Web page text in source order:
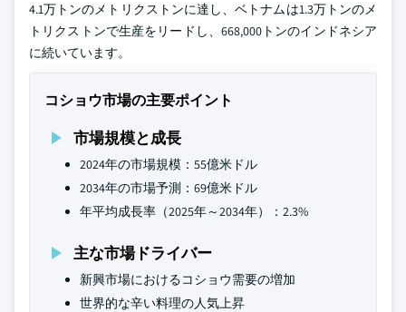
4.1万トンのメトリクストンに達し、ベトナムは1.3万トンのメ
トリクストンで生産をリードし、668,000トンのインドネシア
に続いています。
コショウ市場の主要ポイント
市場規模と成長
2024年の市場規模：55億米ドル
2034年の市場予測：69億米ドル
年平均成長率（2025年～2034年）：2.3%
主な市場ドライバー
新興市場におけるコショウ需要の増加
世界的な辛い料理の人気上昇